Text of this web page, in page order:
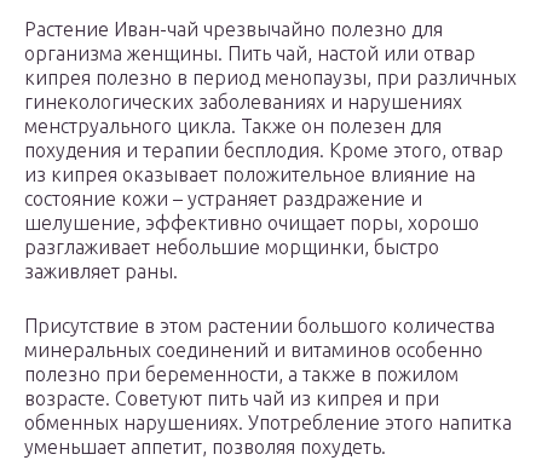
Растение Иван-чай чрезвычайно полезно для
организма женщины. Пить чай, настой или отвар
кипрея полезно в период менопаузы, при различных
гинекологических заболеваниях и нарушениях
менструального цикла. Также он полезен для
похудения и терапии бесплодия. Кроме этого, отвар
из кипрея оказывает положительное влияние на
состояние кожи – устраняет раздражение и
шелушение, эффективно очищает поры, хорошо
разглаживает небольшие морщинки, быстро
заживляет раны.
Присутствие в этом растении большого количества
минеральных соединений и витаминов особенно
полезно при беременности, а также в пожилом
возрасте. Советуют пить чай из кипрея и при
обменных нарушениях. Употребление этого напитка
уменьшает аппетит, позволяя похудеть.